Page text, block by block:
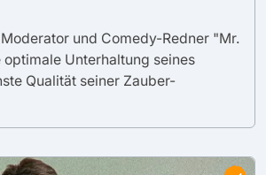
und Comedy-Redner "Mr.
Unterhaltung seines
Qualität seiner Zauber-